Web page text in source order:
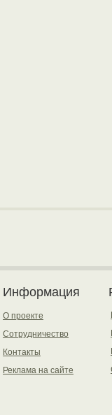
Информация
О проекте
Сотрудничество
Контакты
Реклама на сайте